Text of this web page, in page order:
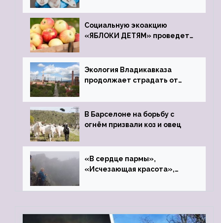
Социальную экоакцию
«ЯБЛОКИ ДЕТЯМ» проведет
Экология Владикавказа
продолжает страдать от
В Барселоне на борьбу с
огнём призвали коз и овец
«В сердце пармы»,
«Исчезающая красота»,